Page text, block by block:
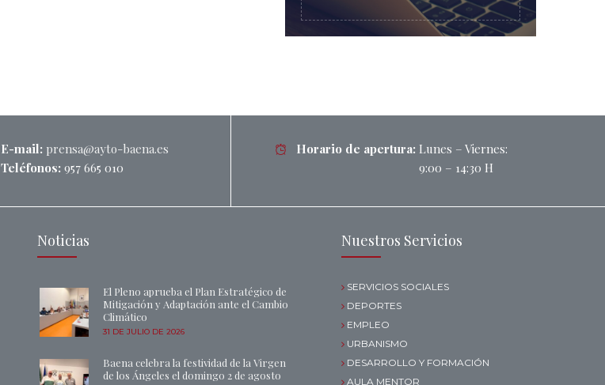
E-mail: prensa@ayto-baena.es
Teléfonos: 957 665 010
Horario de apertura: Lunes – Viernes:
9:00 – 14:30 H
Noticias
El Pleno aprueba el Plan Estratégico de
Mitigación y Adaptación ante el Cambio
Climático
31 DE JULIO DE 2026
Baena celebra la festividad de la Virgen
de los Ángeles el domingo 2 de agosto
Nuestros Servicios
SERVICIOS SOCIALES
DEPORTES
EMPLEO
URBANISMO
DESARROLLO Y FORMACIÓN
AULA MENTOR